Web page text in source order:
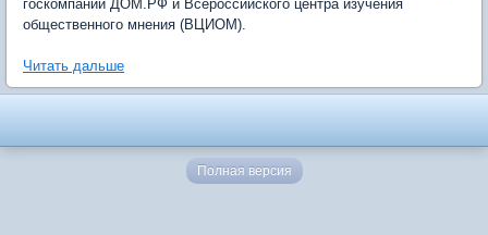
госкомпании ДОМ.РФ и Всероссийского центра изучения
общественного мнения (ВЦИОМ).
Читать дальше
Полная версия